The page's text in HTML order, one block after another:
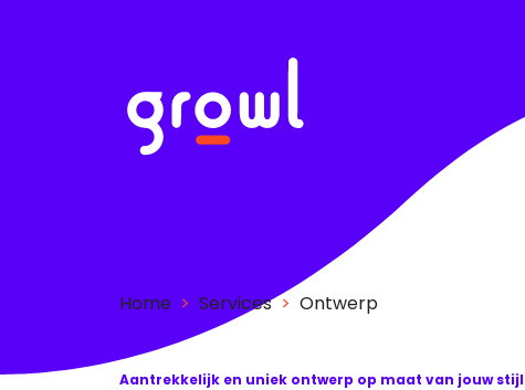
Home > Services> Ontwerp
Aantrekkelijk en uniek ontwerp op maat van jouw stijl